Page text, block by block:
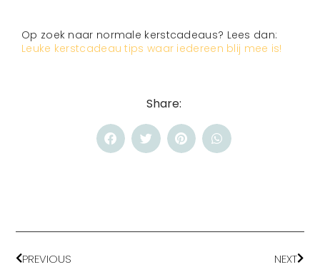
Op zoek naar normale kerstcadeaus? Lees dan:
Leuke kerstcadeau tips waar iedereen blij mee is!
Share:
PREVIOUS NEXT